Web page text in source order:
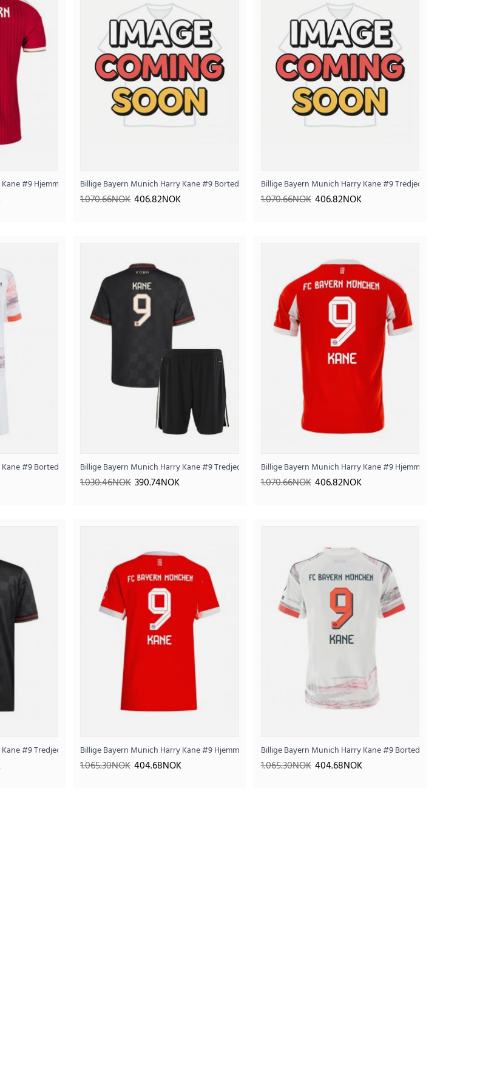
1.030.46NOK 390.74NOK
Bayern Munich Harry Kane #9 Tredjedraktsett Barn 2026-27 Kortermet (+ Korte bukser)
1.030.46NOK
390.74NOK
Billige England Harry Kane #9 Hjemmedrakt VM 2026 Kortermet
410.04NOK
..
#9 Hjemmedrakt 2026-27 Kortermet
Billige Bayern Munich Harry Kane #9 Bortedrakt 2026-27 Kortermet
1.070.66NOK 406.82NOK
Billige Bayern Munich Harry Kane #9 Tredjedrakt 2026-27
1.070.66NOK 406.82NOK
Korte bukser)
#9 Bortedraktsett Barn 2025-26 Kortermet (+ Korte bukser)
Billige Bayern Munich Harry Kane #9 Tredjedraktsett Barn 2025-26 Kortermet (+ Korte bukser)
1.030.46NOK 390.74NOK
Billige Bayern Munich Harry Kane #9 Hjemmedrakt 2025-
1.070.66NOK 406.82NOK
#9 Tredjedrakt 2025-26 Kortermet
Billige Bayern Munich Harry Kane #9 Hjemmedrakt Dame 2025-26 Kortermet
1.065.30NOK 404.68NOK
Billige Bayern Munich Harry Kane #9 Bortedrakt Dame
1.065.30NOK 404.68NOK